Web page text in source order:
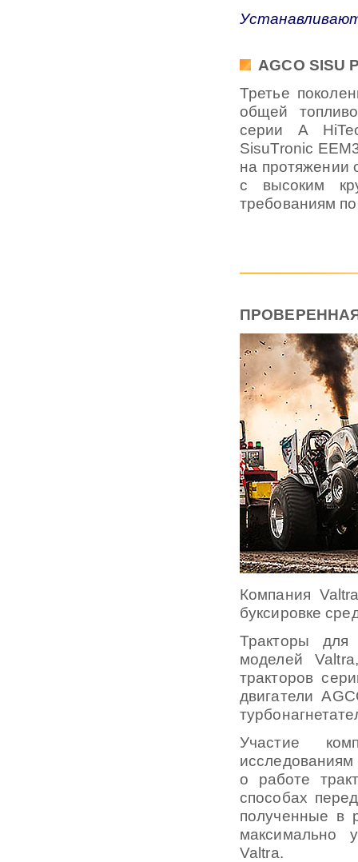
AGCO
Третье
общей
серии A
SisuTronic
на протяжении
с высоким
требованиям
Компания
буксировке
Тракторы для
моделей
тракторов
двигатели
Участие
о работе
способах
полученные в
максимально
Valtra.